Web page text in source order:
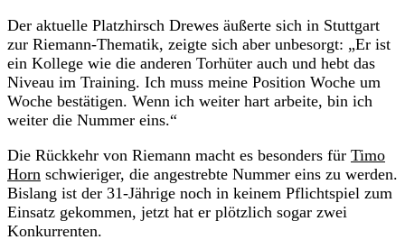
Der aktuelle Platzhirsch Drewes äußerte sich in Stuttgart
zur Riemann-Thematik, zeigte sich aber unbesorgt: „Er ist
ein Kollege wie die anderen Torhüter auch und hebt das
Niveau im Training. Ich muss meine Position Woche um
Woche bestätigen. Wenn ich weiter hart arbeite, bin ich
weiter die Nummer eins.“
Die Rückkehr von Riemann macht es besonders für Timo
Horn schwieriger, die angestrebte Nummer eins zu werden.
Bislang ist der 31-Jährige noch in keinem Pflichtspiel zum
Einsatz gekommen, jetzt hat er plötzlich sogar zwei
Konkurrenten.